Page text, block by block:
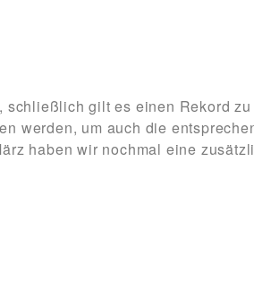
schließlich gilt es einen Rekord zu
werden, um auch die
haben wir nochmal eine